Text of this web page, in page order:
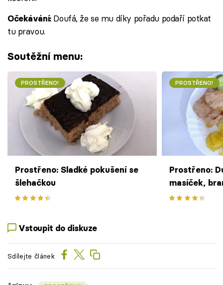
Očekávání: Doufá, že se mu díky pořadu podaří potkat
tu pravou.
Soutěžní menu:
PROSTŘENO!
Prostřeno: Sladké pokušení se
šlehačkou
PROSTŘENO!
Prostřeno:
masíček,
zeleninová
Vstoupit do diskuze
Sdílejte článek